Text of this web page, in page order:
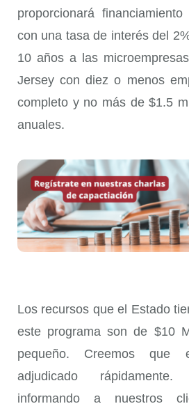
proporcionará
con una tasa de interés del
10 años a las
Jersey con diez o menos
completo y no más de $1.5
anuales.
Los recursos que el Estado
este programa son de $10
pequeño. Creemos que
adjudicado
informando a nuestros